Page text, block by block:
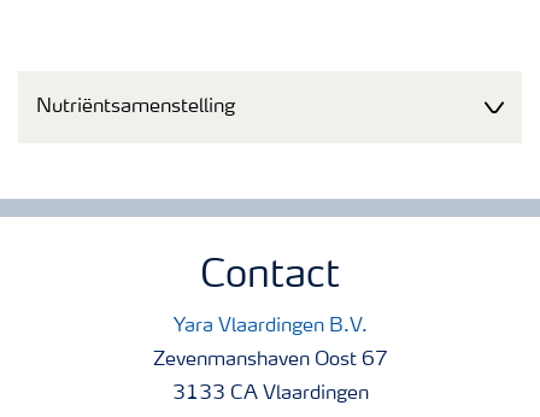
Nutriëntsamenstelling
Contact
Yara Vlaardingen B.V.
Zevenmanshaven Oost 67
3133 CA Vlaardingen